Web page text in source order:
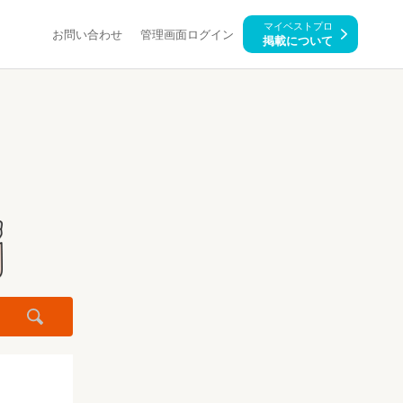
お問い合わせ 管理画面ログイン
マイベストプロ
掲載について